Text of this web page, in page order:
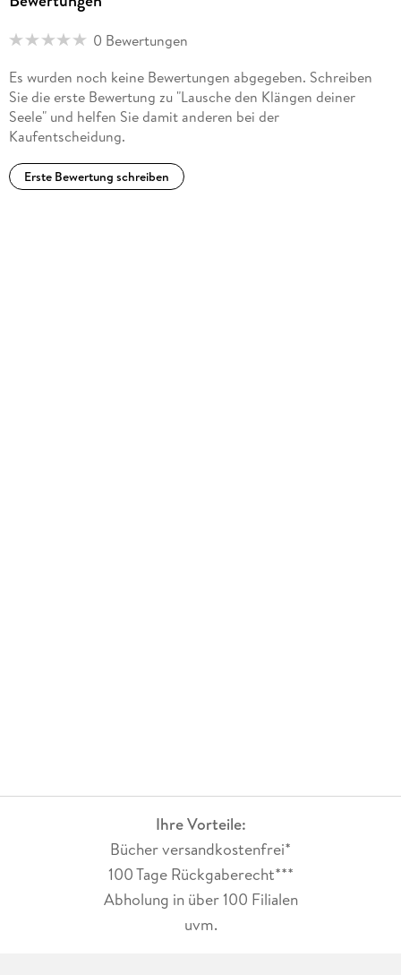
0 Bewertungen
Es wurden noch keine Bewertungen abgegeben. Schreiben
Sie die erste Bewertung zu "Lausche den Klängen deiner
Seele" und helfen Sie damit anderen bei der
Kaufentscheidung.
Erste Bewertung schreiben
Ihre Vorteile:
Bücher versandkostenfrei*
100 Tage Rückgaberecht***
Abholung in über 100 Filialen
uvm.